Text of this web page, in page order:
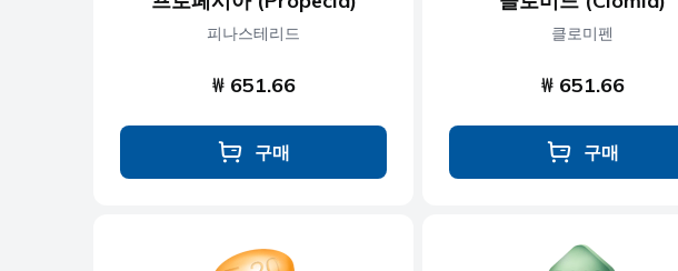
피나스테리드
₩ 651.66
구매
클로미펜
₩ 651.66
구매